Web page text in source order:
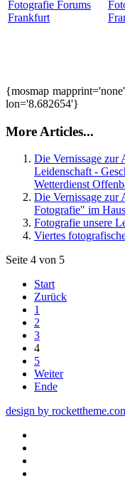
{mosmap
lon='8.682654'}
More Articles...
Die Vernissage zur
Leidenschaft -
Wetterdienst
Die Vernissage zur
Fotografie" im
Fotografie unsere
Viertes
Seite 4 von 5
Start
Zurück
1
2
3
4
5
Weiter
Ende
design by